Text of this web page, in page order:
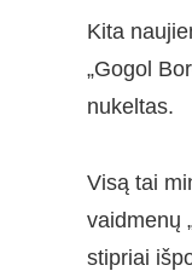
Kita
„Gogol
nukeltas.
Visą tai
vaidmenų
stipriai